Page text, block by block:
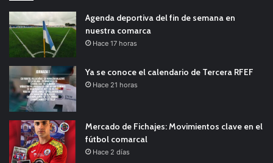
Agenda deportiva del fin de semana en
nuestra comarca
Hace 17 horas
Ya se conoce el calendario de Tercera RFEF
Hace 21 horas
Mercado de Fichajes: Movimientos clave en el
fútbol comarcal
Hace 2 días